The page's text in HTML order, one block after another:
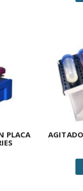
PLACA